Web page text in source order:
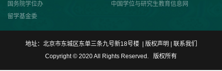
国务院学位办
中国学位与研究生教育信息网
留学基金委
地址：北京市东城区东单三条九号新18号楼 | 版权声明 | 联系我们
Copyright © 2020 All Rights Reserved. 版权所有